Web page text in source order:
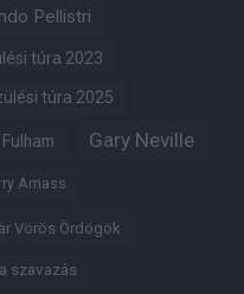
Pellistri
túra 2023
túra 2025
Fulham Gary Neville
Amass
Vörös Ördögök
szavazás